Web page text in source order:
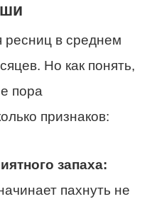
ресниц в среднем
Но как понять,
пора
признаков:
запаха:
пахнуть не